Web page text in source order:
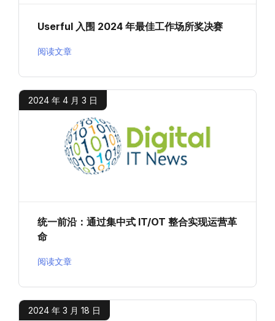
Userful 入围 2024 年最佳工作场所奖决赛
阅读文章
2024 年 4 月 3 日
统一前沿：通过集中式 IT/OT 整合实现运营革
命
阅读文章
2024 年 3 月 18 日